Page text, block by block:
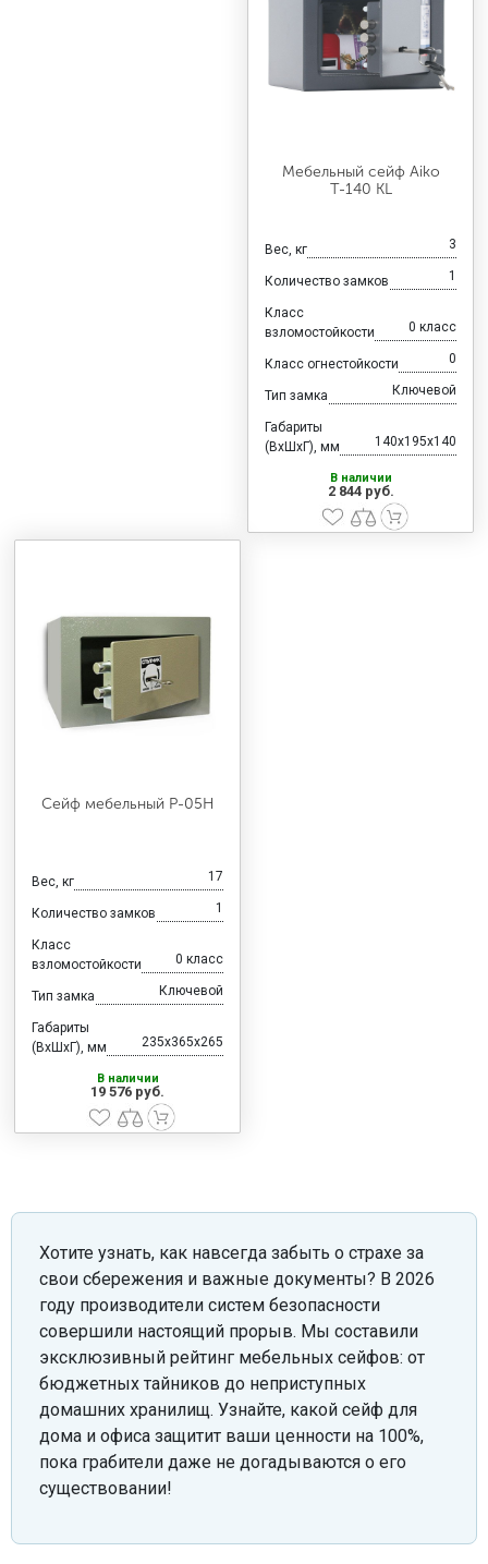
Мебельный сейф Aiko
Т-140 KL
Вес, кг 3
Количество замков 1
Класс
взломостойкости
0 класс
Класс огнестойкости 0
Тип замка Ключевой
Габариты
(ВхШхГ), мм
140x195x140
В наличии
2 844 руб.
Сейф мебельный Р-05Н
Вес, кг 17
Количество замков 1
Класс
взломостойкости
0 класс
Тип замка Ключевой
Габариты
(ВхШхГ), мм
235x365x265
В наличии
19 576 руб.
Хотите узнать, как навсегда забыть о страхе за
свои сбережения и важные документы? В 2026
году производители систем безопасности
совершили настоящий прорыв. Мы составили
эксклюзивный рейтинг мебельных сейфов: от
бюджетных тайников до неприступных
домашних хранилищ. Узнайте, какой сейф для
дома и офиса защитит ваши ценности на 100%,
пока грабители даже не догадываются о его
существовании!